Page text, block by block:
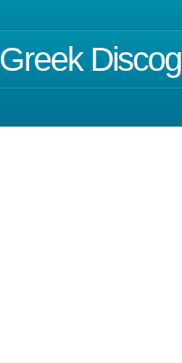
Greek